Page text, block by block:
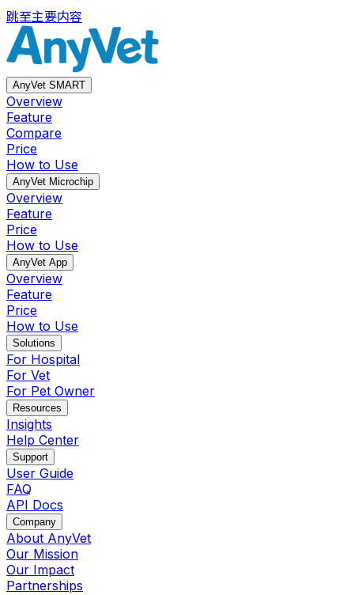
跳至主要内容
AnyVet SMART
Overview
Feature
Compare
Price
How to Use
AnyVet Microchip
Overview
Feature
Price
How to Use
AnyVet App
Overview
Feature
Price
How to Use
Solutions
For Hospital
For Vet
For Pet Owner
Resources
Insights
Help Center
Support
User Guide
FAQ
API Docs
Company
About AnyVet
Our Mission
Our Impact
Partnerships